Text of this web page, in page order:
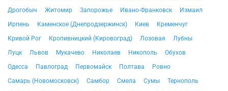
Дрогобыч
Житомир Запорожье Ивано-Франковск
Измаил
Ирпень
Каменское (Днепродзержинск) Киев
Кременчуг
Кривой Рог
Кропивницкий (Кировоград) Лозовая
Лубны
Луцк
Львов Мукачево Николаев Никополь
Обухов
Одесса
Павлоград Первомайск Полтава
Ровно
Самарь (Новомосковск)
Самбор Смела Сумы
Тернополь